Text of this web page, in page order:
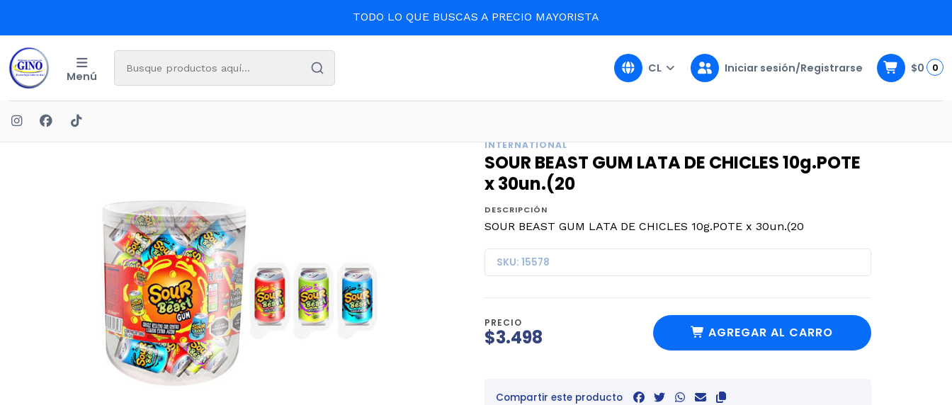
TODO LO QUE BUSCAS A PRECIO MAYORISTA
Menú
CL Iniciar sesión/Registrarse $0 0
INTERNATIONAL
SOUR BEAST GUM LATA DE CHICLES 10g.POTE
x 30un.(20
DESCRIPCIÓN
SOUR BEAST GUM LATA DE CHICLES 10g.POTE x 30un.(20
SKU: 15578
PRECIO
$3.498 AGREGAR AL CARRO
Compartir este producto